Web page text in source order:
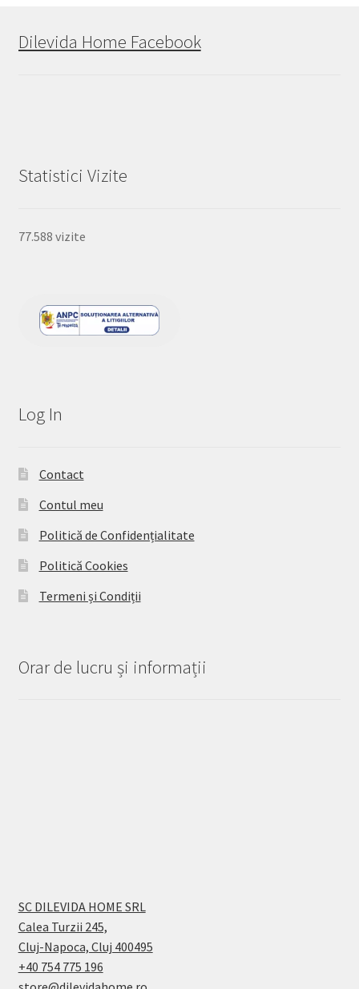
Dilevida Home Facebook
Statistici Vizite
77.588 vizite
Log In
Contact
Contul meu
Politică de Confidențialitate
Politică Cookies
Termeni și Condiții
Orar de lucru și informații
SC DILEVIDA HOME SRL
Calea Turzii 245,
Cluj-Napoca, Cluj 400495
+40 754 775 196